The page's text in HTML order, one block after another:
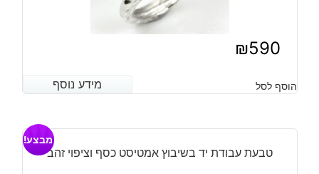
₪590
מידע נוסף הוסף לסל מידע נוסף
טבעת עבודת יד בשיבוץ אמטיסט כסף וציפוי זהב
מבצע!